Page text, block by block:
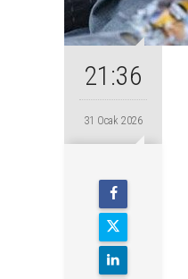
21:36
31 Ocak 2026